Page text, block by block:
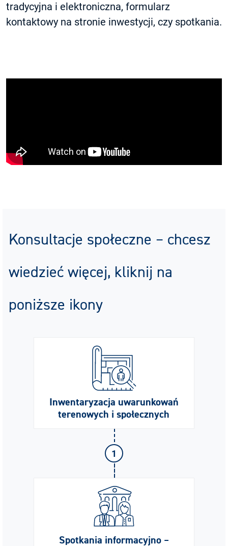
tradycyjna i elektroniczna, formularz
kontaktowy na stronie inwestycji, czy spotkania.
Konsultacje społeczne – chcesz
wiedzieć więcej, kliknij na
poniższe ikony
Inwentaryzacja uwarunkowań
terenowych i społecznych
1
Spotkania informacyjno –